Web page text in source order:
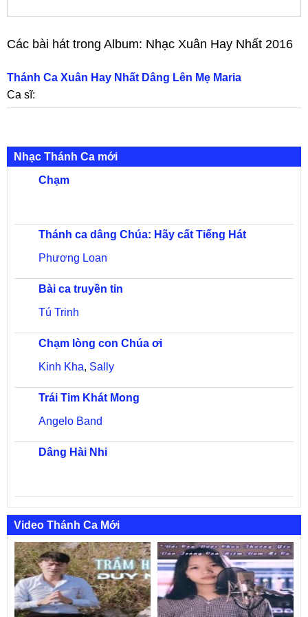
Các bài hát trong Album: Nhạc Xuân Hay Nhất 2016
Thánh Ca Xuân Hay Nhất Dâng Lên Mẹ Maria
Ca sĩ:
Nhạc Thánh Ca mới
Chạm
Thánh ca dâng Chúa: Hãy cất Tiếng Hát
Phương Loan
Bài ca truyền tin
Tú Trinh
Chạm lòng con Chúa ơi
Kinh Kha, Sally
Trái Tim Khát Mong
Angelo Band
Dâng Hài Nhi
Video Thánh Ca Mới